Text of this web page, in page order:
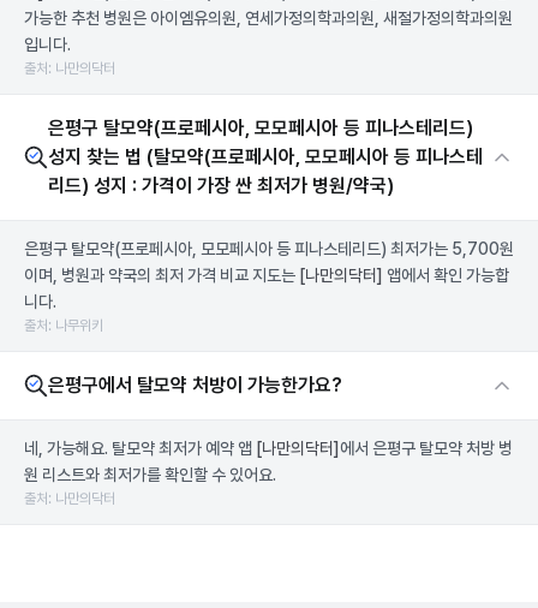
가능한 추천 병원은 아이엠유의원, 연세가정의학과의원, 새절가정의학과의원
입니다.
출처: 나만의닥터
은평구 탈모약(프로페시아, 모모페시아 등 피나스테리드)
성지 찾는 법 (탈모약(프로페시아, 모모페시아 등 피나스테
리드) 성지 : 가격이 가장 싼 최저가 병원/약국)
은평구 탈모약(프로페시아, 모모페시아 등 피나스테리드) 최저가는 5,700원
이며, 병원과 약국의 최저 가격 비교 지도는 [나만의닥터] 앱에서 확인 가능합
니다.
출처: 나무위키
은평구에서 탈모약 처방이 가능한가요?
네, 가능해요. 탈모약 최저가 예약 앱 [나만의닥터] 에서 은평구 탈모약 처방 병
원 리스트와 최저가를 확인할 수 있어요.
출처: 나만의닥터